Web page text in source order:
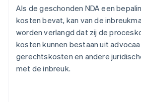
Als de geschonden NDA een
kosten bevat, kan van de
worden verlangd dat zij de
kosten kunnen bestaan uit
gerechtskosten en andere
met de inbreuk.